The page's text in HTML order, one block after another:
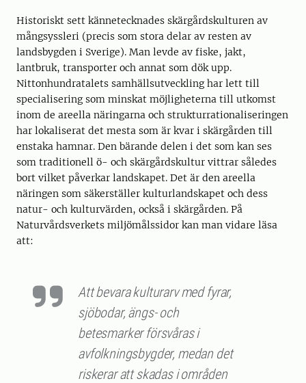
Historiskt sett kännetecknades skärgårdskulturen av
mångsyssleri (precis som stora delar av resten av
landsbygden i Sverige). Man levde av fiske, jakt,
lantbruk, transporter och annat som dök upp.
Nittonhundratalets samhällsutveckling har lett till
specialisering som minskat möjligheterna till utkomst
inom de areella näringarna och strukturrationaliseringen
har lokaliserat det mesta som är kvar i skärgården till
enstaka hamnar. Den bärande delen i det som kan ses
som traditionell ö- och skärgårdskultur vittrar således
bort vilket påverkar landskapet. Det är den areella
näringen som säkerställer kulturlandskapet och dess
natur- och kulturvärden, också i skärgården. På
Naturvårdsverkets miljömålssidor kan man vidare läsa
att:
Att bevara kulturarv med fyrar,
sjöbodar, ängs- och
betesmarker försvåras i
avfolkningsbygder, medan det
riskerar att skadas i områden